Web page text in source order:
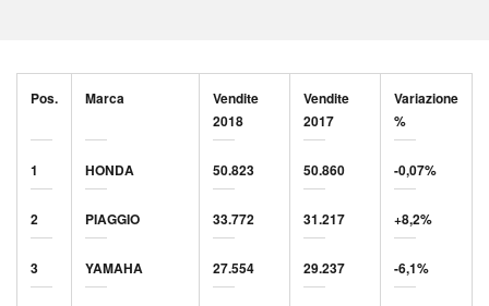
Pos. Marca
Vendite
2018
Vendite
2017
Variazione
%
1 HONDA 50.823 50.860 -0,07%
2 PIAGGIO 33.772 31.217 +8,2%
3 YAMAHA 27.554 29.237 -6,1%